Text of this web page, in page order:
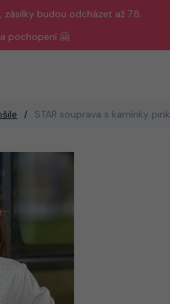
zásilky budou odcházet až 7.8.
pochopení 🤗
STAR souprava s kamínky pink